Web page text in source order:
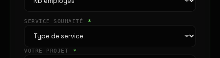
SERVICE SOUHAITÉ *
VOTRE PROJET *